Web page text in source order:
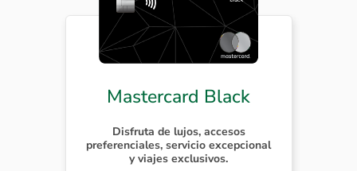
Mastercard Black
Disfruta de lujos, accesos
preferenciales, servicio excepcional
y viajes exclusivos.